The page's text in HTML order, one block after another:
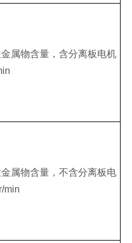
属物含量，含分离板电机
属物含量，不含分离板电
min